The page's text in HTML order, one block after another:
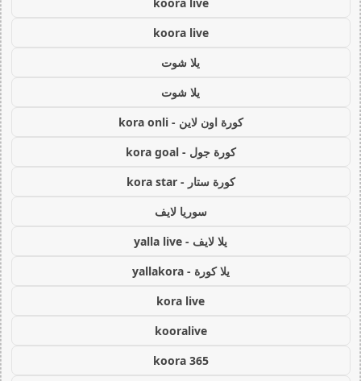
koora live
يلا شوت
يلا شوت
كورة اون لاين - kora onli
كورة جول - kora goal
كورة ستار - kora star
سوريا لايف
يلا لايف - yalla live
يلا كورة - yallakora
kora live
kooralive
koora 365